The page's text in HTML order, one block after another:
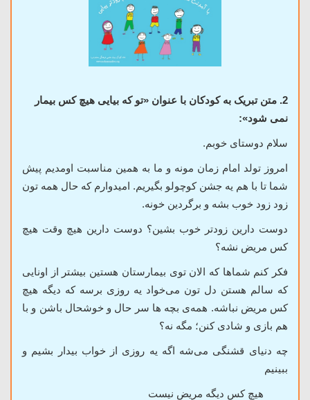
2. متن تبریک به کودکان با عنوان «تو که بیایی هیچ کس بیمار
نمی شود»:
سلام دوستای خوبم.
امروز تولد امام زمان مونه و ما به همین مناسبت اومدیم پیش
شما تا با هم یه جشن کوچولو بگیریم. امیدوارم که حال همه تون
زود زود خوب بشه و برگردین خونه.
دوست دارین زودتر خوب بشین؟ دوست دارین هیچ وقت هیچ
کس مریض نشه؟
فکر کنم شماها که الان توی بیمارستان هستین بیشتر از اونایی
که سالم هستن دل تون می‌خواد یه روزی برسه که دیگه هیچ
کس مریض نباشه. همه‌ی بچه ها سر حال و خوشحال باشن و با
هم بازی و شادی کنن؛ مگه نه؟
چه دنیای قشنگی می‌شه اگه یه روزی از خواب بیدار بشیم و
ببینیم
هیچ کس دیگه مریض نیست